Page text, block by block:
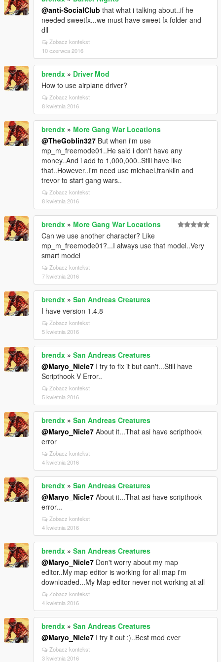
@anti-SocialClub that what i talking about..if he
needed sweetfx...we must have sweet fx folder and
dll
Zobacz kontekst
10 czerwca 2016
brendx » Driver Mod
How to use airplane driver?
Zobacz kontekst
8 kwietnia 2016
brendx » More Gang War Locations
@TheGoblin327 But when i'm use
mp_m_freemode01..He said i don't have any
money..And i add to 1,000,000..Still have like
that..However..I'm need use michael,franklin and
trevor to start gang wars..
Zobacz kontekst
8 kwietnia 2016
brendx » More Gang War Locations
Can we use another character? Like
mp_m_freemode01?...I always use that model..Very
smart model
Zobacz kontekst
7 kwietnia 2016
brendx » San Andreas Creatures
I have version 1.4.8
Zobacz kontekst
5 kwietnia 2016
brendx » San Andreas Creatures
@Maryo_Nicle7 I try to fix it but can't...Still have
Scripthook V Error..
Zobacz kontekst
5 kwietnia 2016
brendx » San Andreas Creatures
@Maryo_Nicle7 About it...That asi have scripthook
error
Zobacz kontekst
4 kwietnia 2016
brendx » San Andreas Creatures
@Maryo_Nicle7 About it...That asi have scripthook
error...
Zobacz kontekst
4 kwietnia 2016
brendx » San Andreas Creatures
@Maryo_Nicle7 Don't worry about my map
editor..My map editor is working for all map i'm
downloaded...My Map editor never not working at all
Zobacz kontekst
4 kwietnia 2016
brendx » San Andreas Creatures
@Maryo_Nicle7 I try it out :)..Best mod ever
Zobacz kontekst
3 kwietnia 2016